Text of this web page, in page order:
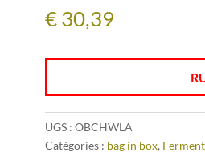
€30,39
UGS : OBCHWLA
Catégories : bag in box,